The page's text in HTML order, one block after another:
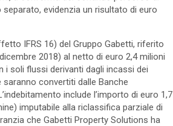
evidenzia un risultato di euro
IFRS 16) del Gruppo Gabetti, riferito
2018) al netto di euro 2,4 milioni
soli flussi derivanti dagli incassi dei
convertiti dalle Banche
include l’importo di euro 1,7
imputabile alla riclassifica parziale di
che Gabetti Property Solutions ha